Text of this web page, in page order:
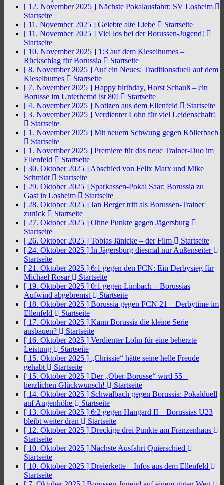
[ 12. November 2025 ] Nächste Pokalausfahrt: SV Losheim
Startseite
[ 11. November 2025 ] Gelebte alte Liebe
Startseite
[ 11. November 2025 ] Viel los bei der Borussen-Jugend!
Startseite
[ 10. November 2025 ] 1:3 auf dem Kieselhumes –
Rückschlag für Borussia
Startseite
[ 8. November 2025 ] Auf ein Neues: Traditionsduell auf dem
Kieselhumes
Startseite
[ 7. November 2025 ] Happy birthday, Horst Schauß – ein
Borusse im Unterhemd ist 80!
Startseite
[ 4. November 2025 ] Notizen aus dem Ellenfeld
Startseite
[ 3. November 2025 ] Verdienter Lohn für viel Leidenschaft!
Startseite
[ 1. November 2025 ] Mit neuem Schwung gegen Köllerbach
Startseite
[ 1. November 2025 ] Premiere für das neue Trainer-Duo im
Ellenfeld
Startseite
[ 30. Oktober 2025 ] Abschied von Felix Marx und Mike
Schmidt
Startseite
[ 29. Oktober 2025 ] Sparkassen-Pokal Saar: Borussia zu
Gast in Losheim
Startseite
[ 28. Oktober 2025 ] Jan Berger tritt als Borussen-Trainer
zurück
Startseite
[ 27. Oktober 2025 ] Ohne Punkte gegen Jägersburg
Startseite
[ 26. Oktober 2025 ] Tobias Jänicke – der Film
Startseite
[ 24. Oktober 2025 ] In Jägersburg diesmal nur Außenseiter
Startseite
[ 21. Oktober 2025 ] 6:1 gegen den FCN: Ein Derbysieg für
Michael Rosar
Startseite
[ 19. Oktober 2025 ] 0:1 gegen Limbach – Borussias
Aufwind abgebremst
Startseite
[ 18. Oktober 2025 ] Borussia gegen FCN 21 – Derbytime im
Ellenfeld
Startseite
[ 17. Oktober 2025 ] Kann Borussia die kleine Serie
ausbauen?
Startseite
[ 16. Oktober 2025 ] Verdienter Lohn für eine beherzte
Leistung
Startseite
[ 15. Oktober 2025 ] „Chrissie“ hätte seine helle Freude
gehabt
Startseite
[ 15. Oktober 2025 ] Der „Ober-Borusse“ wird 55 –
herzlichen Glückwunsch!
Startseite
[ 14. Oktober 2025 ] Schwalbach gegen Borussia: Pokalduell
auf Augenhöhe
Startseite
[ 13. Oktober 2025 ] 6:2 gegen Hangard II – Borussias U23
bleibt weiter dran
Startseite
[ 12. Oktober 2025 ] Dreckige drei Punkte am Franzenhaus
Startseite
[ 10. Oktober 2025 ] Nächste Ausfahrt Quierschied
Startseite
[ 10. Oktober 2025 ] Dreierkette – Infos aus dem Ellenfeld
Startseite